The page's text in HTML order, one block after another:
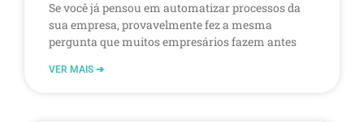
Se você já pensou em automatizar processos da
sua empresa, provavelmente fez a mesma
pergunta que muitos empresários fazem antes
VER MAIS ➔